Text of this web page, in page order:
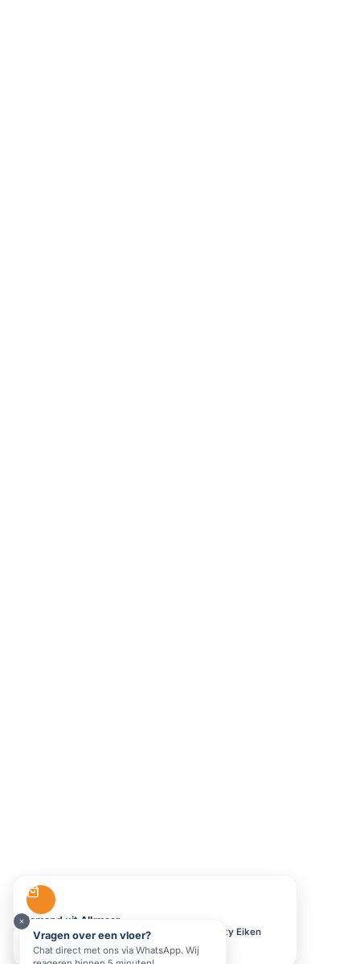
Iemand uit Alkmaar
vroeg offerte aan voor Cotap Sunnyside Smoky Eiken
Vragen over een vloer?
Chat direct met ons via WhatsApp. Wij